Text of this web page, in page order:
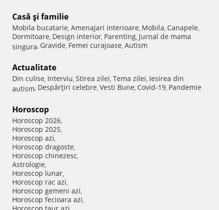
Casă şi familie
Mobila bucatarie, Amenajari interioare, Mobila, Canapele,
Dormitoare, Design interior, Parenting, Jurnal de mama
singura, Gravide, Femei curajoase, Autism
Actualitate
Din culise, Interviu, Stirea zilei, Tema zilei, Iesirea din
autism, Despărţiri celebre, Vesti Bune, Covid-19, Pandemie
Horoscop
Horoscop 2026,
Horoscop 2025,
Horoscop azi,
Horoscop dragoste,
Horoscop chinezesc,
Astrologie,
Horoscop lunar,
Horoscop rac azi,
Horoscop gemeni azi,
Horoscop fecioara azi,